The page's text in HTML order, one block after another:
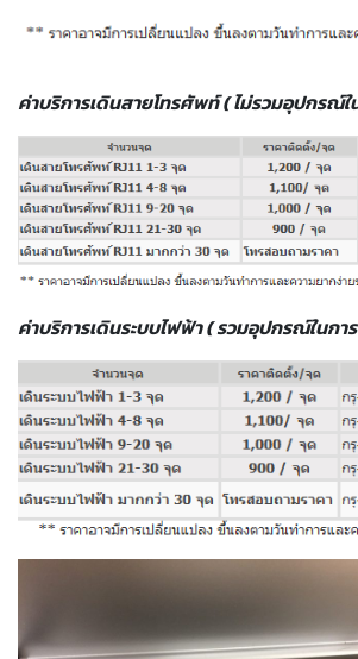
ค่าบริการเดินสายโทรศัพท์ ( ไม่รวมอุปกรณ์
ค่าบริการเดินระบบไฟฟ้า ( รวมอุปกรณ์ในก